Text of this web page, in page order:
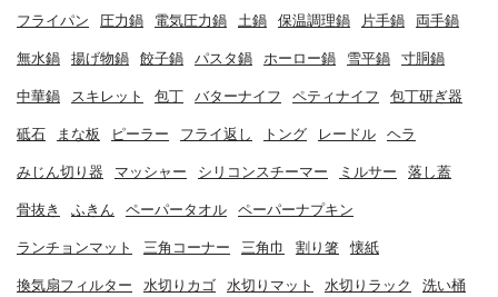
フライパン 圧力鍋 電気圧力鍋 土鍋 保温調理鍋 片手鍋 両手鍋
無水鍋 揚げ物鍋 餃子鍋 パスタ鍋 ホーロー鍋 雪平鍋 寸胴鍋
中華鍋 スキレット 包丁 バターナイフ ペティナイフ 包丁研ぎ器
砥石 まな板 ピーラー フライ返し トング レードル ヘラ
みじん切り器 マッシャー シリコンスチーマー ミルサー 落し蓋
骨抜き ふきん ペーパータオル ペーパーナプキン
ランチョンマット 三角コーナー 三角巾 割り箸 懐紙
換気扇フィルター 水切りカゴ 水切りマット 水切りラック 洗い桶